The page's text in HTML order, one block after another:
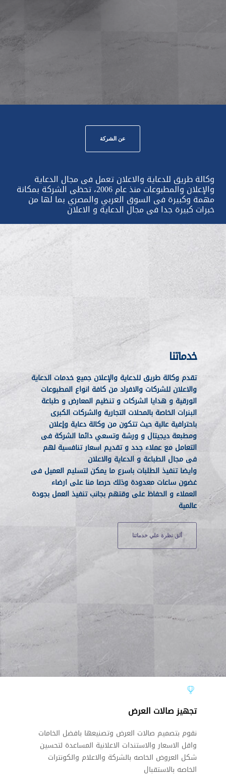
عن الشركة
وكالة طريق للدعاية والاعلان تعمل فى مجال الدعاية
والإعلان والمطبوعات منذ عام 2006، تحظى الشركة بمكانة
مهمة وكبيرة فى السوق العربي والمصري بما لها من
خبرات كبيرة جدا فى مجال الدعاية و الاعلان
خدماتنا
تقدم وكالة طريق للدعاية والإعلان جميع خدمات الدعاية
والاعلان للشركات والافراد من كافة انواع المطبوعات
الورقية و هدايا الشركات و تنظيم المعارض و طباعة
البنرات الخاصة بالمحلات التجارية والشركات الكبرى
باحترافية عالية حيث تتكون من وكالة دعاية وإعلان
ومطبعة ديجيتال و ورشة وتسعي دائما الشركة فى
التعامل مع عملاء جدد و تقديم اسعار تنافسية لهم
فى مجال الطباعة و الدعاية والاعلان
وايضا تنفيذ الطلبات باسرع ما يمكن لتسليم العميل فى
غضون ساعات معدودة وذلك حرصا منا على ارضاء
العملاء و الحفاظ على وقتهم بجانب تنفيذ العمل بجودة
عالمية
ألق نظرة علي خدماتنا
تجهيز صالات العرض
نقوم بتصميم صالات العرض وتصنيعها بافضل الخامات
واقل الاسعار والاستندات الاعلانية المساعدة لتحسين
شكل العروض الخاصه بالشركة والاعلام والكونترات
الخاصه بالاستقبال